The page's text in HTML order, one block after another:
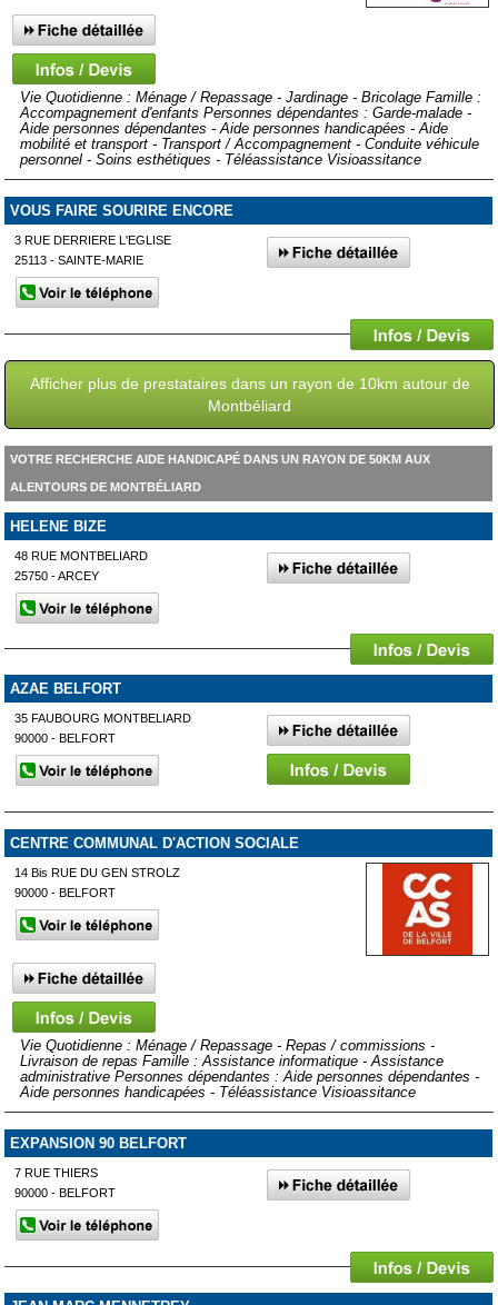
Vie Quotidienne : Ménage / Repassage - Jardinage - Bricolage Famille :
Accompagnement d'enfants Personnes dépendantes : Garde-malade -
Aide personnes dépendantes - Aide personnes handicapées - Aide
mobilité et transport - Transport / Accompagnement - Conduite véhicule
personnel - Soins esthétiques - Téléassistance Visioassitance
VOUS FAIRE SOURIRE ENCORE
3 RUE DERRIERE L'EGLISE
25113 - SAINTE-MARIE
Afficher plus de prestataires dans un rayon de 10km autour de
Montbéliard
VOTRE RECHERCHE AIDE HANDICAPÉ DANS UN RAYON DE 50KM AUX
ALENTOURS DE MONTBÉLIARD
HELENE BIZE
48 RUE MONTBELIARD
25750 - ARCEY
AZAE BELFORT
35 FAUBOURG MONTBELIARD
90000 - BELFORT
CENTRE COMMUNAL D'ACTION SOCIALE
14 Bis RUE DU GEN STROLZ
90000 - BELFORT
Vie Quotidienne : Ménage / Repassage - Repas / commissions -
Livraison de repas Famille : Assistance informatique - Assistance
administrative Personnes dépendantes : Aide personnes dépendantes -
Aide personnes handicapées - Téléassistance Visioassitance
EXPANSION 90 BELFORT
7 RUE THIERS
90000 - BELFORT